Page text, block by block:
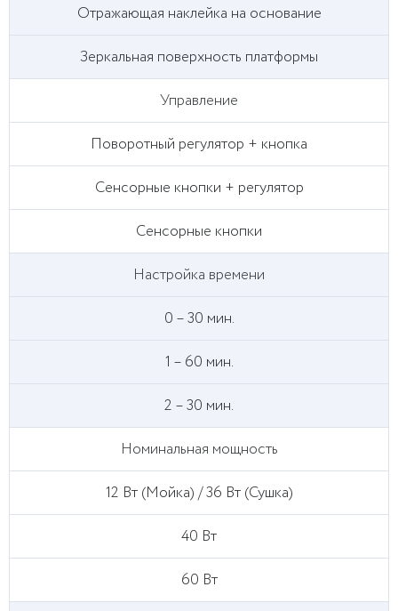
Отражающая наклейка на основание
Зеркальная поверхность платформы
Управление
Поворотный регулятор + кнопка
Сенсорные кнопки + регулятор
Сенсорные кнопки
Настройка времени
0 – 30 мин.
1 – 60 мин.
2 – 30 мин.
Номинальная мощность
12 Вт (Мойка) / 36 Вт (Сушка)
40 Вт
60 Вт